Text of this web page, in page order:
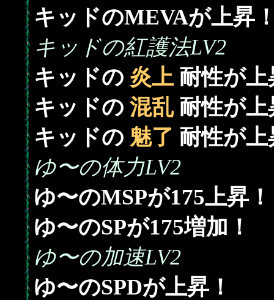
キッドのMEVAが上昇
キッドの紅護法LV2
キッドの 炎上 耐性が上
キッドの 混乱耐性が上
キッドの 魅了 耐性が上
ゆ〜の体力LV2
ゆ〜のMSPが175上昇！
ゆ〜のSPが175増加！
ゆ〜の加速LV2
ゆ〜のSPDが上昇！